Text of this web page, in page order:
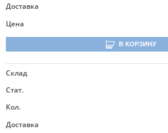
Доставка
Цена
В КОРЗИНУ
Склад
Стат.
Кол.
Доставка